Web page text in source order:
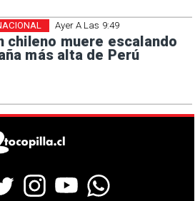
Ayer A Las 9:49
chileno muere escalando
más alta de Perú